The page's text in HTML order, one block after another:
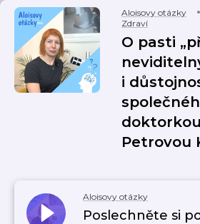
Aloisovy otázky
Zdraví
O pasti
i
Petrovou
Aloisovy otázky
Poslechněte si